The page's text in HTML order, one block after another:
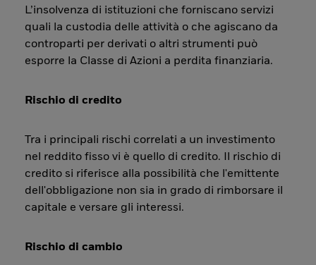
L’insolvenza di istituzioni che forniscano servizi
quali la custodia delle attività o che agiscano da
controparti per derivati o altri strumenti può
esporre la Classe di Azioni a perdita finanziaria.
Rischio di credito
Tra i principali rischi correlati a un investimento
nel reddito fisso vi è quello di credito. Il rischio di
credito si riferisce alla possibilità che l'emittente
dell'obbligazione non sia in grado di rimborsare il
capitale e versare gli interessi.
Rischio di cambio